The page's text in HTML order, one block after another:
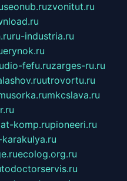
seonub.ruzvonitut.ru
ru-industria.ru
erynok.ru
fefu.ruzarges-ru.ru
utrovortu.ru
mkcslava.ru
komp.rupioneeri.ru
ecolog.org.ru